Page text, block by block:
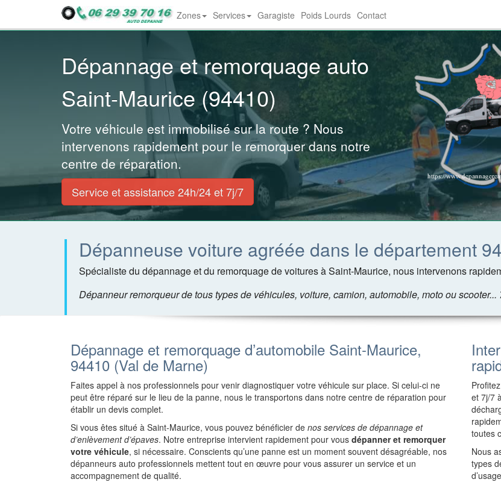
Zones Services Garagiste Poids Lourds Contact
Dépannage et remorquage auto
Saint-Maurice (94410)
Votre véhicule est immobilisé sur la route ? Nous
intervenons rapidement pour le remorquer dans notre
centre de réparation.
Service et assistance 24h/24 et 7j/7
Dépanneuse voiture agréée dans le département 94
Spécialiste du dépannage et du remorquage de voitures à Saint-Maurice, nous intervenons
Dépanneur remorqueur de tous types de véhicules, voiture, camion, automobile, moto ou scooter...
Dépannage et remorquage d’automobile Saint-Maurice,
94410 (Val de Marne)
Faites appel à nos professionnels pour venir diagnostiquer votre véhicule sur place. Si celui-ci ne
peut être réparé sur le lieu de la panne, nous le transportons dans notre centre de réparation pour
établir un devis complet.
Si vous êtes situé à Saint-Maurice, vous pouvez bénéficier de nos services de dépannage et
d’enlèvement d’épaves. Notre entreprise intervient rapidement pour vous dépanner et remorquer
votre véhicule, si nécessaire. Conscients qu’une panne est un moment souvent désagréable, nos
dépanneurs auto professionnels mettent tout en œuvre pour vous assurer un service et un
accompagnement de qualité.
et 7j/7
toutes
Nous
types